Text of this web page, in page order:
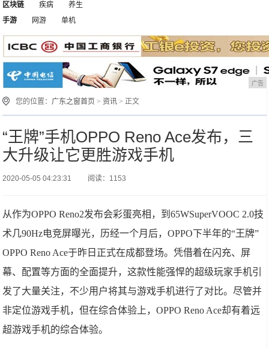
区块链
疾病
养生
手游
网游 单机
广告
您的位置： 广东之窗首页 >资讯 > 正文
“王牌”手机OPPO Reno Ace发布，三
大升级让它更胜游戏手机
2020-05-05 04:23:31 阅读：1153
从作为OPPO Reno2发布会彩蛋亮相，到65WSuperVOOC 2.0技
术几90Hz电竞屏曝光，历经一个月后，OPPO下半年的“王牌”
OPPO Reno Ace于昨日正式在成都登场。凭借着在闪充、屏
幕、配置等方面的全面提升，这款性能强悍的超级玩家手机引
发了大量关注，不少用户将其与游戏手机进行了对比。尽管并
非定位游戏手机，但在综合体验上，OPPO Reno Ace却有着远
超游戏手机的综合体验。